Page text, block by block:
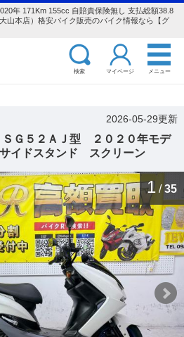
年 171Km 155cc 自賠責保険無し 支払総額38.8
山本店）格安バイク販売のバイク情報なら【グ
検索 マイページ メニュー
2026-05-29更新
Ｇ５２ＡＪ型 ２０２０年モデ
イドスタンド スクリーン
1 / 35